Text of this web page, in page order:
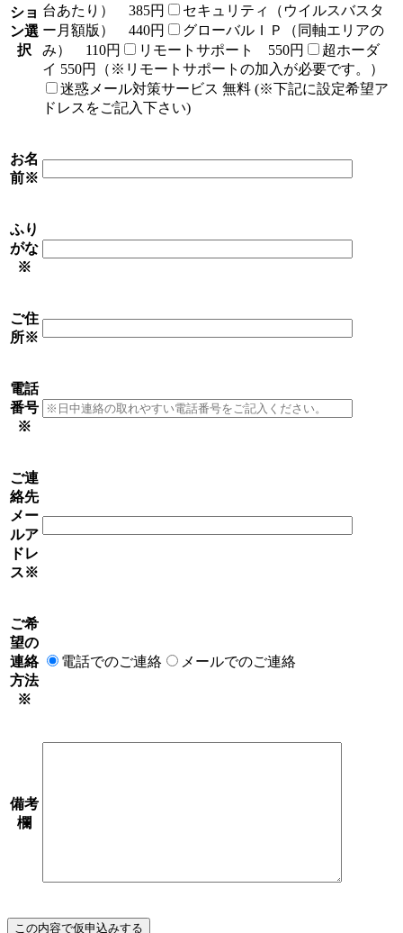
ショ
ン選
択
台あたり） 385円
セキュリティ（ウイルスバスタ
ー月額版） 440円
グローバルＩＰ（同軸エリアの
み） 110円
リモートサポート 550円
超ホーダ
イ 550円（※リモートサポートの加入が必要です。）
迷惑メール対策サービス 無料 (※下記に設定希望ア
ドレスをご記入下さい)
お名
前※
ふり
がな
※
ご住
所※
電話
番号
※
ご連
絡先
メー
ルア
ドレ
ス※
ご希
望の
連絡
方法
※
電話でのご連絡 メールでのご連絡
備考
欄